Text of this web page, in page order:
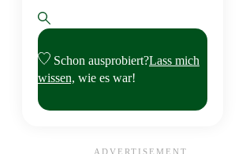
Schon ausprobiert?Lass mich
wissen, wie es war!